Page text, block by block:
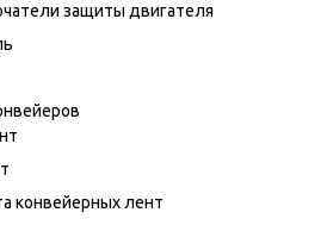
защиты двигателя
конвейерных лент